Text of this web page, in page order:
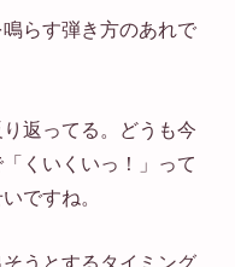
らす弾き方のあれで
返ってる。どうも今
くいくいっ！」って
ですね。
うとするタイミング